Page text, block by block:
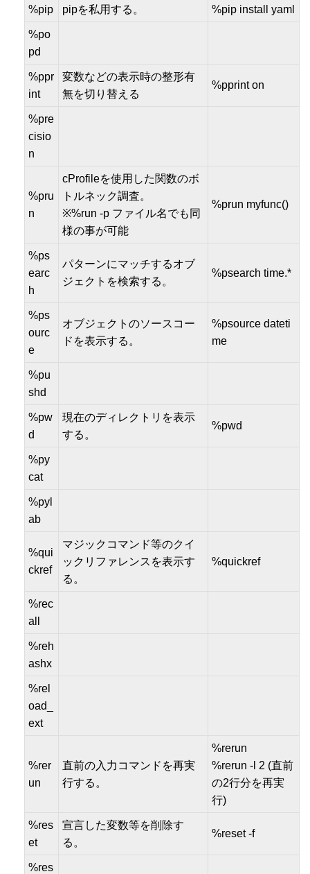
%pip pipを私用する。 %pip install yaml
%po
pd
%ppr
int
変数などの表示時の整形有
無を切り替える
%pprint on
%pre
cisio
n
%pru
n
cProfileを使用した関数のボ
トルネック調査。
※%run -p ファイル名でも同
様の事が可能
%prun myfunc()
%ps
earc
h
パターンにマッチするオブ
ジェクトを検索する。
%psearch time.*
%ps
ourc
e
オブジェクトのソースコー
ドを表示する。
%psource dateti
me
%pu
shd
%pw
d
現在のディレクトリを表示
する。
%pwd
%py
cat
%pyl
ab
%qui
ckref
マジックコマンド等のクイ
ックリファレンスを表示す
る。
%quickref
%rec
all
%reh
ashx
%rel
oad_
ext
%rer
un
直前の入力コマンドを再実
行する。
%rerun
%rerun -l 2 (直前
の2行分を再実
行)
%res
et
宣言した変数等を削除す
る。
%reset -f
%res